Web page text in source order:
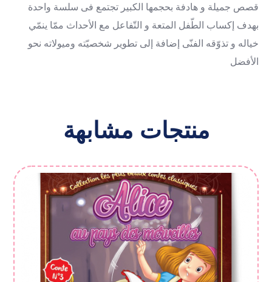
قصص جمیلة و هادفة بحجمها الکبیر تجتمع فی سلسة واحدة
بهدف إکساب الطّفل المتعة و التّفاعل مع الأحداث ممّا ینمّي
خیاله و تذوّقه الفنّی إضافة إلى تطویر شخصیّته ومیولاته نحو
الأفضل
منتجات مشابهة